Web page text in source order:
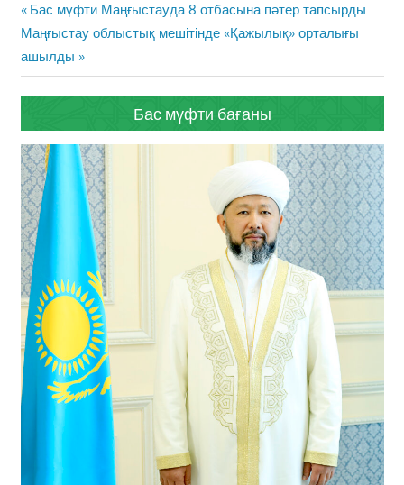
Жазба
навигациясы
Previous
Post:
Бас мүфти Маңғыстауда 8 отбасына пәтер тапсырды
Next
Post:
Маңғыстау облыстық мешітінде «Қажылық» орталығы
ашылды
Бас мүфти бағаны